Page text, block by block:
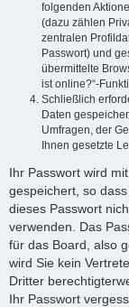
folgenden
(dazu zählen
zentralen
Passwort) und
übermittelte
ist online?“-
Schließlich
Daten
Umfragen, der
Ihnen gesetzte
Ihr Passwort wird
gespeichert, so
dieses Passwort
verwenden. Das
für das Board, also
wird Sie kein
Dritter
Ihr Passwort